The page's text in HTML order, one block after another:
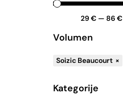
29€— 86 €
Volumen
Soizic Beaucourt ×
Kategorije